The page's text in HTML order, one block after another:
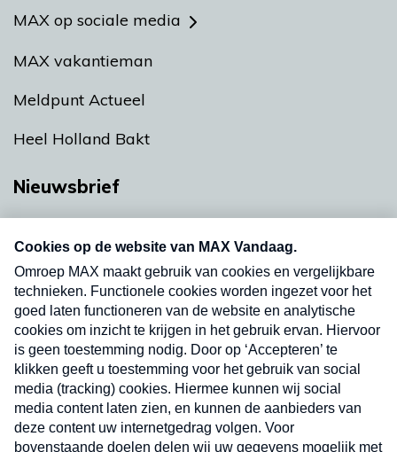
MAX op sociale media
MAX vakantieman
Meldpunt Actueel
Heel Holland Bakt
Nieuwsbrief
nieuwsbrief. Elke vrijdag- en dinsdagochtend in
uw mailbox.
Verzend